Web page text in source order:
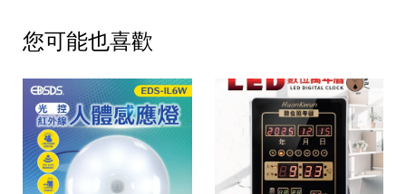
您可能也喜歡